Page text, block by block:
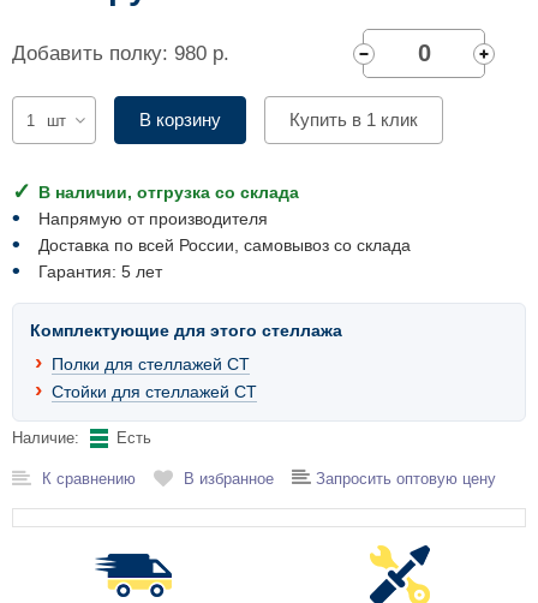
Добавить полку: 980 р.
шт В корзину Купить в 1 клик
В наличии, отгрузка со склада
Напрямую от производителя
Доставка по всей России, самовывоз со склада
Гарантия: 5 лет
Комплектующие для этого стеллажа
Полки для стеллажей СТ
Стойки для стеллажей СТ
Наличие: Есть
К сравнению В избранное Запросить оптовую цену